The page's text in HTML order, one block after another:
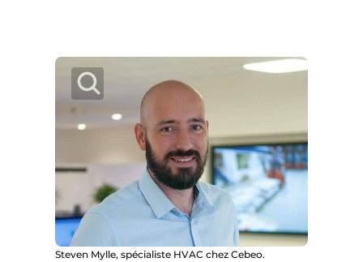
Steven Mylle, spécialiste HVAC chez Cebeo.